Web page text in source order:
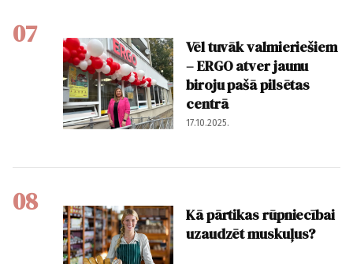
07
Vēl tuvāk valmieriešiem
– ERGO atver jaunu
biroju pašā pilsētas
centrā
17.10.2025.
08
Kā pārtikas rūpniecībai
uzaudzēt muskuļus?